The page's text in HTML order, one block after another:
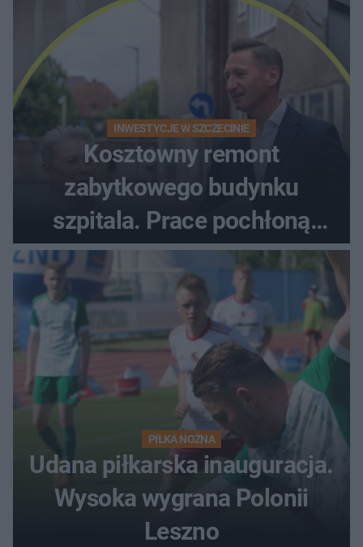
INWESTYCJE W SZCZECINIE
Kosztowny remont
zabytkowego budynku
szpitala. Prace pochłoną
dziesiątki milionów
PIŁKA NOŻNA
Udana piłkarska inauguracja.
Wysoka wygrana Polonii
Leszno